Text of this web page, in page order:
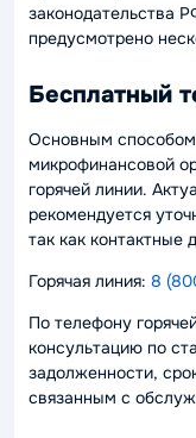
законодательства
предусмотрено
Бесплатный
Основным способом
микрофинансовой
горячей линии.
рекомендуется
так как контактные
Горячая линия: 8
По телефону
консультацию по
задолженности,
связанным с